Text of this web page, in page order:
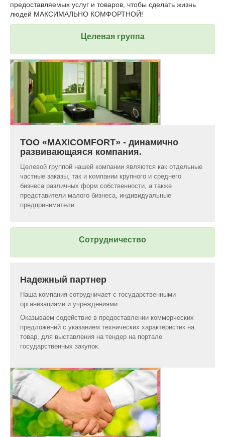
предоставляемых услуг и товаров, чтобы сделать жизнь
людей МАКСИМАЛЬНО КОМФОРТНОЙ!
Целевая группа
ТОО «MAXICOMFORT» - динамично
развивающаяся компания.
Целевой группой нашей компании являются как отдельные
частные заказы, так и компании крупного и среднего
бизнеса различных форм собственности, а также
представители малого бизнеса, индивидуальные
предприниматели.
Сотрудничество
Надежный партнер
Наша компания сотрудничает с государственными
организациями и учреждениями.
Оказываем содействие в предоставлении коммерческих
предложений с указанием технических характеристик на
товар, для выставления на тендер на портале
государственных закупок.